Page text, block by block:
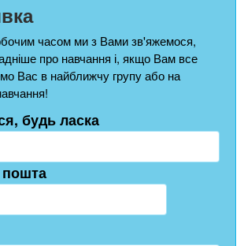
часом ми з Вами зв'яжемося,
про навчання і, якщо Вам все
Вас в найближчу групу або на
будь ласка
пошта